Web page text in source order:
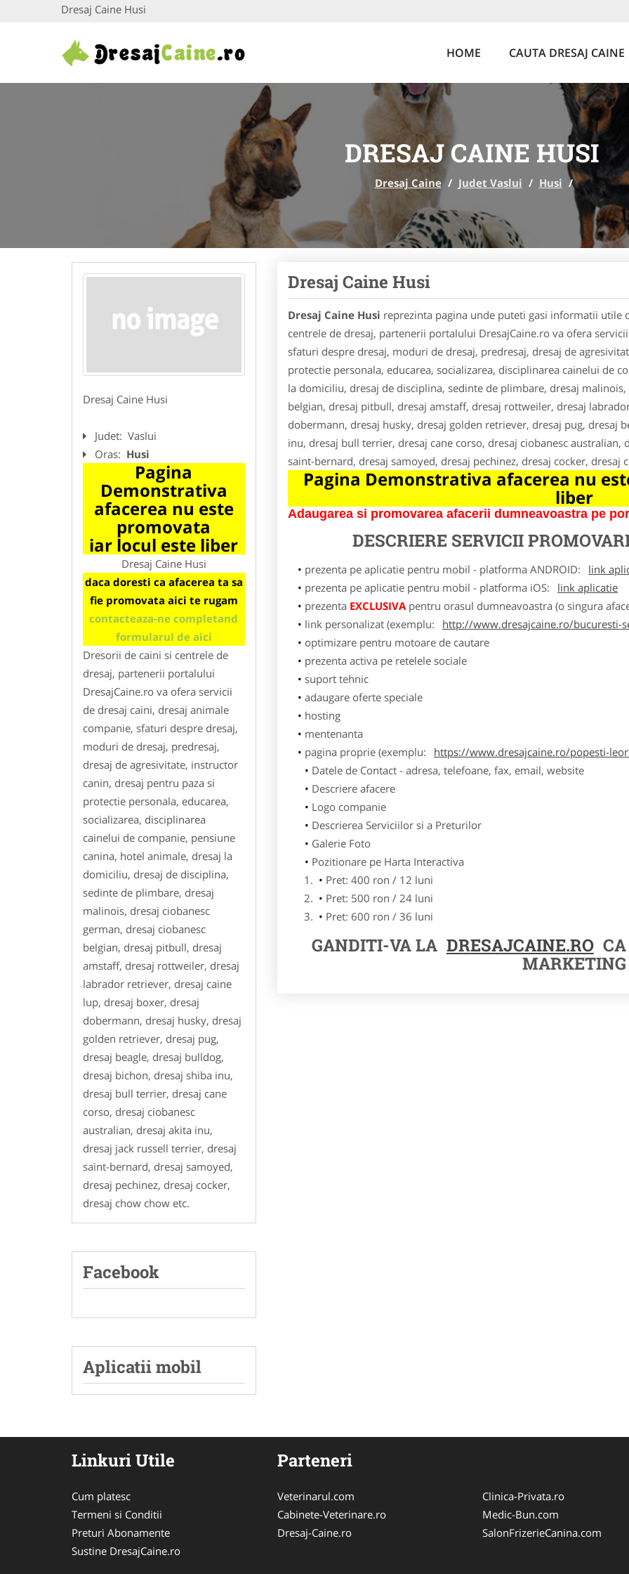
Dresaj Caine Husi
HOME CAUTA DRESAJ CAINE
DRESAJ CAINE HUSI
Dresaj Caine / Judet Vaslui / Husi /
Dresaj Caine Husi
Judet: Vaslui
Oras: Husi
Pagina
Demonstrativa
afacerea nu este
promovata
iar locul este liber
Dresaj Caine Husi
daca doresti ca afacerea ta sa
fie promovata aici te rugam
contacteaza-ne completand
formularul de aici
Dresorii de caini si centrele de
dresaj, partenerii portalului
DresajCaine.ro va ofera servicii
de dresaj caini, dresaj animale
companie, sfaturi despre dresaj,
moduri de dresaj, predresaj,
dresaj de agresivitate, instructor
canin, dresaj pentru paza si
protectie personala, educarea,
socializarea, disciplinarea
cainelui de companie, pensiune
canina, hotel animale, dresaj la
domiciliu, dresaj de disciplina,
sedinte de plimbare, dresaj
malinois, dresaj ciobanesc
german, dresaj ciobanesc
belgian, dresaj pitbull, dresaj
amstaff, dresaj rottweiler, dresaj
labrador retriever, dresaj caine
lup, dresaj boxer, dresaj
dobermann, dresaj husky, dresaj
golden retriever, dresaj pug,
dresaj beagle, dresaj bulldog,
dresaj bichon, dresaj shiba inu,
dresaj bull terrier, dresaj cane
corso, dresaj ciobanesc
australian, dresaj akita inu,
dresaj jack russell terrier, dresaj
saint-bernard, dresaj samoyed,
dresaj pechinez, dresaj cocker,
dresaj chow chow etc.
Facebook
Aplicatii mobil
Dresaj Caine Husi
Dresaj Caine Husi reprezinta pagina unde puteti gasi informatii utile
centrele de dresaj, partenerii portalului DresajCaine.ro va ofera
sfaturi despre dresaj, moduri de dresaj, predresaj, dresaj de
protectie personala, educarea, socializarea, disciplinarea cainelui de
la domiciliu, dresaj de disciplina, sedinte de plimbare, dresaj
belgian, dresaj pitbull, dresaj amstaff, dresaj rottweiler, dresaj
dobermann, dresaj husky, dresaj golden retriever, dresaj pug, dresaj
inu, dresaj bull terrier, dresaj cane corso, dresaj ciobanesc
saint-bernard, dresaj samoyed, dresaj pechinez, dresaj cocker, dresaj
Pagina Demonstrativa afacerea nu
liber
Adaugarea si promovarea afacerii dumneavoastra pe
DESCRIERE SERVICII
prezenta pe aplicatie pentru mobil - platforma ANDROID:
link
prezenta pe aplicatie pentru mobil - platforma iOS:
link aplicatie
prezenta EXCLUSIVApentru orasul dumneavoastra (o singura
link personalizat (exemplu:
http://www.dresajcaine.ro/bucuresti-
optimizare pentru motoare de cautare
prezenta activa pe retelele sociale
suport tehnic
adaugare oferte speciale
hosting
mentenanta
pagina proprie (exemplu:
https://www.dresajcaine.ro/popesti-
Datele de Contact - adresa, telefoane, fax, email, website
Descriere afacere
Logo companie
Descrierea Serviciilor si a Preturilor
Galerie Foto
Pozitionare pe Harta Interactiva
Pret: 400 ron / 12 luni
Pret: 500 ron / 24 luni
Pret: 600 ron / 36 luni
GANDITI-VA LA DRESAJCAINE.RO
MARKETING
Linkuri Utile
Cum platesc
Termeni si Conditii
Preturi Abonamente
Sustine DresajCaine.ro
Parteneri
Veterinarul.com
Cabinete-Veterinare.ro
Dresaj-Caine.ro
Clinica-Privata.ro
Medic-Bun.com
SalonFrizerieCanina.com